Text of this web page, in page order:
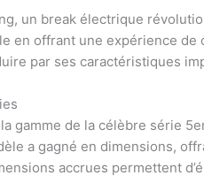
un break électrique
en offrant une expérience
par ses caractéristiques
gamme de la célèbre série
a gagné en dimensions,
accrues permettent